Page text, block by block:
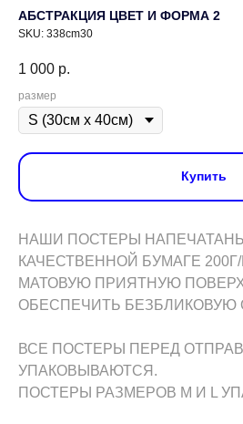
АБСТРАКЦИЯ ЦВЕТ И ФОРМА 2
SKU: 338cm30
1 000 р.
размер
Купить
НАШИ ПОСТЕРЫ
КАЧЕСТВЕННОЙ БУМАГЕ
МАТОВУЮ ПРИЯТНУЮ
ОБЕСПЕЧИТЬ БЕЗБЛИКОВУЮ
ВСЕ ПОСТЕРЫ ПЕРЕД
УПАКОВЫВАЮТСЯ.
ПОСТЕРЫ РАЗМЕРОВ M И L